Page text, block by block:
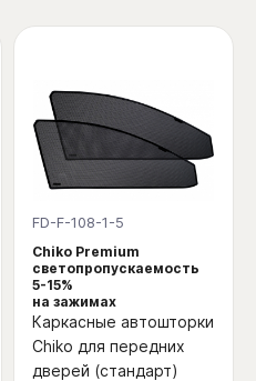
FD-F-108-1-5
Chiko Premium
светопропускаемость
5-15%
на зажимах
Каркасные автошторки
Chiko для передних
дверей (стандарт)